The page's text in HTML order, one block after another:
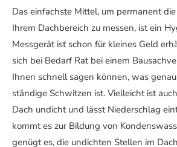
Das einfachste Mittel, um permanent
Ihrem Dachbereich zu messen, ist ein
Messgerät ist schon für kleines Geld
sich bei Bedarf Rat bei einem
Ihnen schnell sagen können, was
ständige Schwitzen ist. Vielleicht ist
Dach undicht und lässt Niederschlag
kommt es zur Bildung von
genügt es, die undichten Stellen im